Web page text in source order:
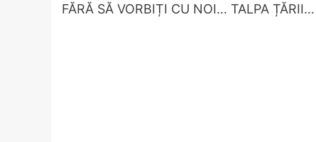
FĂRĂ SĂ VORBIȚI CU NOI… TALPA